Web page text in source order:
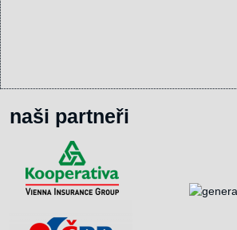
naši partneři